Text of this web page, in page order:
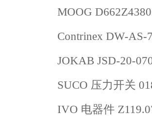
MOOG D662Z4380
Contrinex DW-AS-
JOKAB JSD-20-
SUCO 压力开关
IVO 电器件